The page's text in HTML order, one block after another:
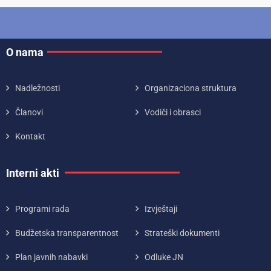
O nama
Nadležnosti Organizaciona struktura
Članovi Vodiči i obrasci
Kontakt
Interni akti
Programi rada Izvještaji
Budžetska transparentnost Strateški dokumenti
Plan javnih nabavki Odluke JN